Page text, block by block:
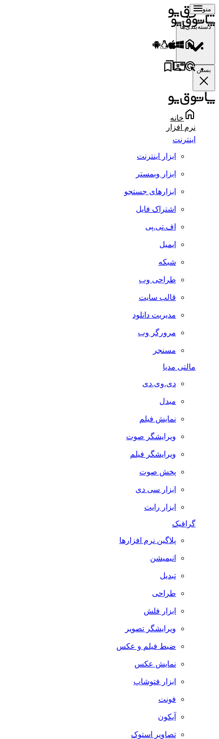
منو
دسته‌بندی‌ها
بستن
خانه
نرم افزار
اینترنت
ابزار اینترنت
ابزار وبمستر
ابزارهای جستجو
اشتراک فایل
اف.تی.پی
ایمیل
شبکه
طراحی وب
قالب سایت
مدیریت دانلود
مرورگر وب
مسنجر
مالتی مدیا
دی.وی.دی
مبدل
نمایش فیلم
ویرایشگر صوت
ویرایشگر فیلم
پخش صوت
ابزار سی دی
ابزار رایت
گرافیک
پلاگین نرم افزارها
انیمیشن
تبدیل
طراحی
ابزار فلش
ویرایشگر تصویر
ضبط فيلم و عكس
نمایش عکس
ابزار فتوشاپ
فونت
آیکون
تصاویر استوک